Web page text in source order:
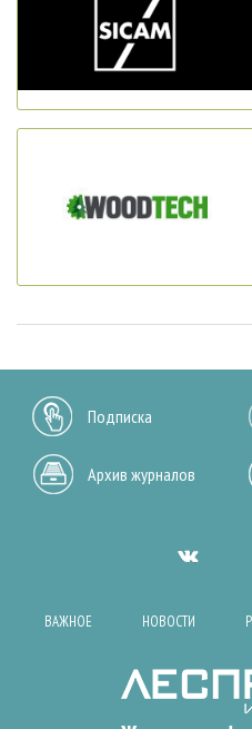
Подписка
Архив журналов
ВАЖНОЕ НОВОСТИ